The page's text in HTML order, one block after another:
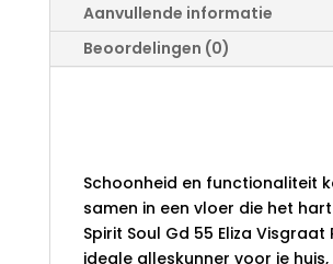
AANTAL
Aanvullende informatie
Beoordelingen (0)
Schoonheid en functionaliteit
samen in een vloer die het
Spirit Soul Gd 55 Eliza Visgraat
ideale alleskunner voor je